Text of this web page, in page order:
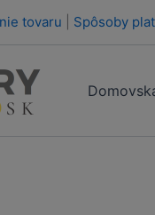
tovaru Spôsoby